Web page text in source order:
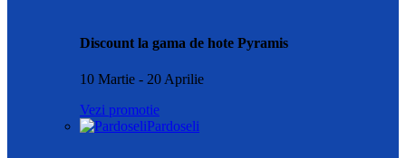
Discount la gama de hote Pyramis
10 Martie - 20 Aprilie
Vezi promotie
Pardoseli